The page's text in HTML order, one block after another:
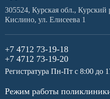
305524, Курская обл.,
Кислино, ул. Елисеева 1
+7 4712 73-19-18
+7 4712 73-19-20
Регистратура Пн-Пт с 8:00 до
Режим работы